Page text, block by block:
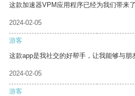
这款加速器VPM应用程序已经为我们带来
2024-02-05
游客
这款app是我社交的好帮手，让我能够与朋
2024-02-05
游客